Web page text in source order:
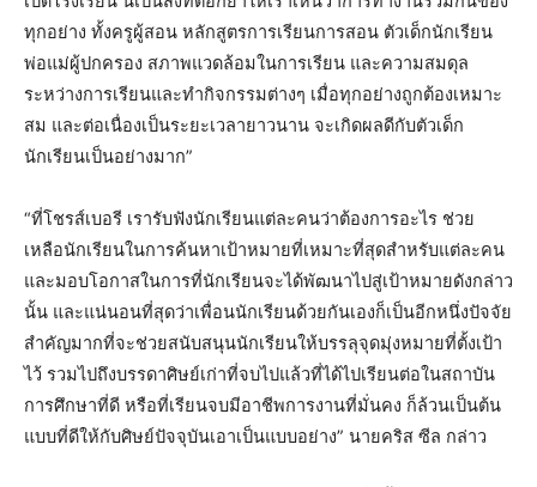
ทุกอย่าง ทั้งครูผู้สอน หลักสูตรการเรียนการสอน ตัวเด็กนักเรียน
พ่อแม่ผู้ปกครอง สภาพแวดล้อมในการเรียน และความสมดุล
ระหว่างการเรียนและทำกิจกรรมต่างๆ เมื่อทุกอย่างถูกต้องเหมาะ
สม และต่อเนื่องเป็นระยะเวลายาวนาน จะเกิดผลดีกับตัวเด็ก
นักเรียนเป็นอย่างมาก”
“ที่โชรส์เบอรี เรารับฟังนักเรียนแต่ละคนว่าต้องการอะไร ช่วย
เหลือนักเรียนในการค้นหาเป้าหมายที่เหมาะที่สุดสำหรับแต่ละคน
และมอบโอกาสในการที่นักเรียนจะได้พัฒนาไปสู่เป้าหมายดังกล่าว
นั้น และแน่นอนที่สุดว่าเพื่อนนักเรียนด้วยกันเองก็เป็นอีกหนึ่งปัจจัย
สำคัญมากที่จะช่วยสนับสนุนนักเรียนให้บรรลุจุดมุ่งหมายที่ตั้งเป้า
ไว้ รวมไปถึงบรรดาศิษย์เก่าที่จบไปแล้วที่ได้ไปเรียนต่อในสถาบัน
การศึกษาที่ดี หรือที่เรียนจบมีอาชีพการงานที่มั่นคง ก็ล้วนเป็นต้น
แบบที่ดีให้กับศิษย์ปัจจุบันเอาเป็นแบบอย่าง” นายคริส ซีล กล่าว